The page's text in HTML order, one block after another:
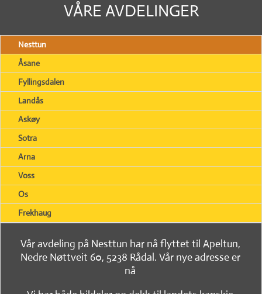
VÅRE AVDELINGER
Nesttun
Åsane
Fyllingsdalen
Landås
Askøy
Sotra
Arna
Voss
Os
Frekhaug
Vår avdeling på Nesttun har nå flyttet til Apeltun,
Nedre Nøttveit 60, 5238 Rådal. Vår nye adresse er
nå